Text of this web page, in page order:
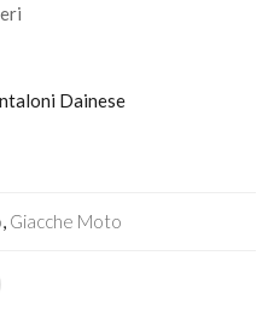
Dainese
, Giacche Moto